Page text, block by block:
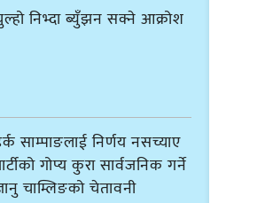
निभ्दा ब्युँझन सक्ने आक्रोश
साम्पाङलाई निर्णय नसच्याए
गोप्य कुरा सार्वजनिक गर्ने
चाम्लिङको चेतावनी